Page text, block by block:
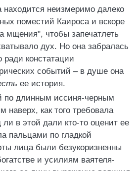
неизмеримо далеко
поместий Каироса и вскоре
мщения", чтобы запечатлеть
дух. Но она забралась
ради констатации
событий – в душе она
ее история.
по длинным иссиня-черным
наверх, как того требовала
в этой дали кто-то оценит ее
пальцами по гладкой
лица были безукоризненны
и усилиям ваятеля-